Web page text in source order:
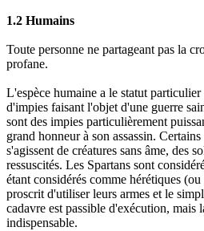
1.2 Humains
Toute personne ne partageant pas la
profane.
L'espèce humaine a le statut
d'impies faisant l'objet d'une guerre
sont des impies particulièrement
grand honneur à son assassin.
s'agissent de créatures sans âme, des
ressuscités. Les Spartans sont
étant considérés comme hérétiques
proscrit d'utiliser leurs armes et le
cadavre est passible d'exécution, mais
indispensable.